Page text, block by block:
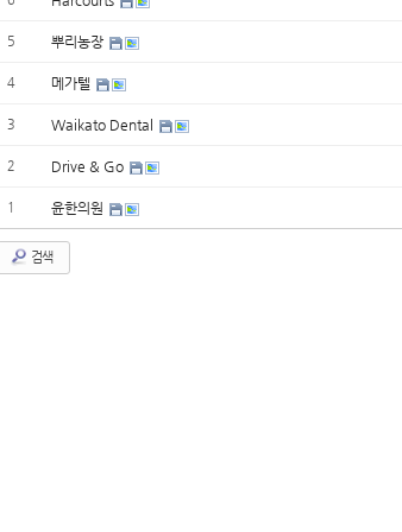
5 뿌리농장
4 메가텔
3 Waikato Dental
2 Drive & Go
1 윤한의원
검색